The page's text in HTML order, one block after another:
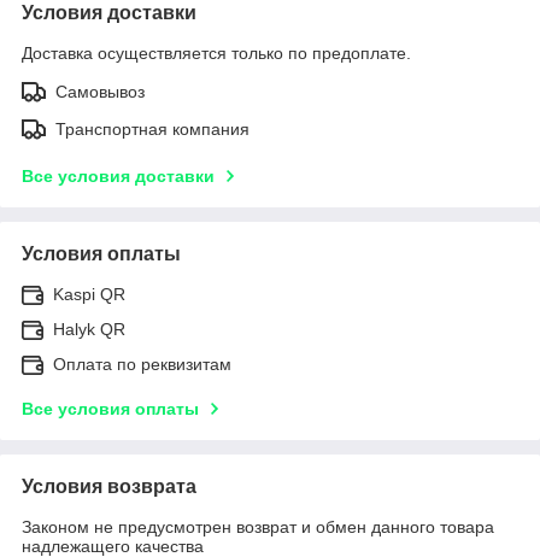
Условия доставки
Доставка осуществляется только по предоплате.
Самовывоз
Транспортная компания
Все условия доставки
Условия оплаты
Kaspi QR
Halyk QR
Оплата по реквизитам
Все условия оплаты
Условия возврата
Законом не предусмотрен возврат и обмен данного товара
надлежащего качества